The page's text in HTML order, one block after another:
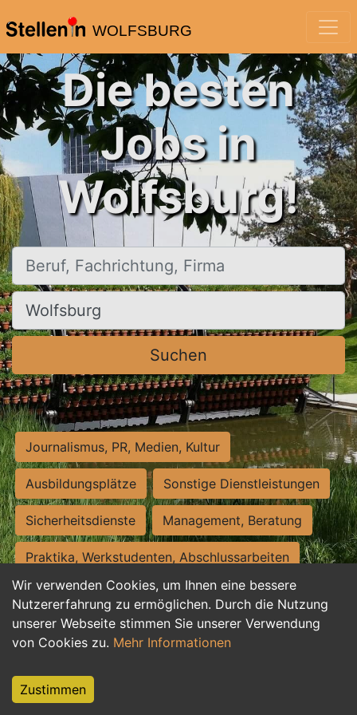
WOLFSBURG
Wir verwenden Cookies, um Ihnen eine bessere
Nutzererfahrung zu ermöglichen. Durch die Nutzung
unserer Webseite stimmen Sie unserer Verwendung
von Cookies zu. Mehr Informationen
Zustimmen
Die besten
Jobs in
Wolfsburg!
Beruf, Fachrichtung, Firma
Ort, Stadt
Suchen
Journalismus, PR, Medien, Kultur
Ausbildungsplätze Sonstige Dienstleistungen
Sicherheitsdienste Management, Beratung
Praktika, Werkstudenten, Abschlussarbeiten
Personalwesen Assistenz, Sekretariat
Hilfskräfte, Aushilfs- und Nebenjobs
Weiterbildung, Studium, duale Ausbildung